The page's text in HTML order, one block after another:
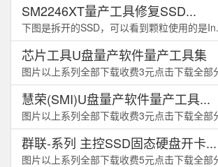
SM2246XT量产工具修复SSD...
下图是拆开的SSD，可以看到颗粒使用的是
芯片工具U盘量产软件量产工具集
图片以上系列全部下载收费3元点击下载全部
慧荣(SMI)U盘量产软件量产工具...
图片以上系列全部下载收费3元点击下载全部
群联-系列 主控SSD固态硬盘开卡...
图片以上系列全部下载收费5元点击下载全部